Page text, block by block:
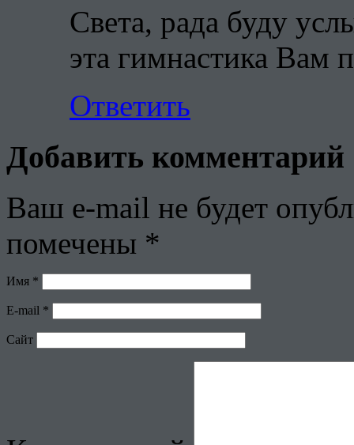
Света, рада буду
эта гимнастика Вам
Ответить
Добавить комментарий
Ваш e-mail не будет
помечены *
Имя *
E-mail *
Сайт